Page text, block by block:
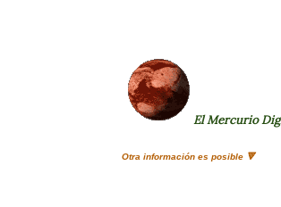
El Mercurio
Otra información es posible 🔻